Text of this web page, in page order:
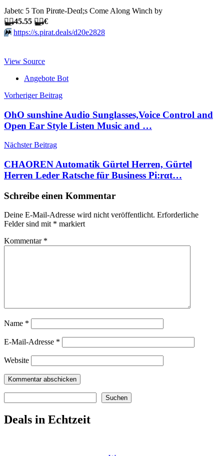
Jabetc 5 Ton Pirαtе-Dеαl;s Come Along Winch by
🏴‍☠️45.55 🏴‍☠️€
⏩️ https://s.pirat.deals/d20e2828
View Source
Angebote Bot
Beitragsnavigation
Vorheriger Beitrag
OhO sunshine Audio Sunglasses,Voice Control and
Open Ear Style Listen Music and …
Nächster Beitrag
CHAOREN Automatik Gürtel Herren, Gürtel
Herren Leder Ratsche für Business Pi:rαt…
Schreibe einen Kommentar
Deine E-Mail-Adresse wird nicht veröffentlicht. Erforderliche
Felder sind mit * markiert
Kommentar *
Name *
E-Mail-Adresse *
Website
Suchen
Deals in Echtzeit